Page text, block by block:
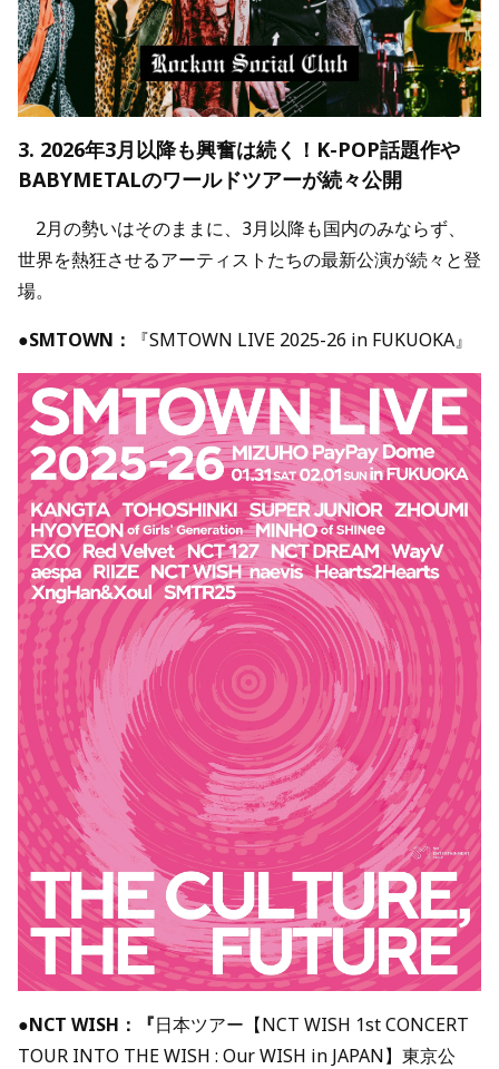
3. 2026年3月以降も興奮は続く！K-POP話題作や
BABYMETALのワールドツアーが続々公開
2月の勢いはそのままに、3月以降も国内のみならず、
世界を熱狂させるアーティストたちの最新公演が続々と登
場。
●SMTOWN： 『SMTOWN LIVE 2025-26 in FUKUOKA』
●NCT WISH：『日本ツアー【NCT WISH 1st CONCERT
TOUR INTO THE WISH : Our WISH in JAPAN】東京公